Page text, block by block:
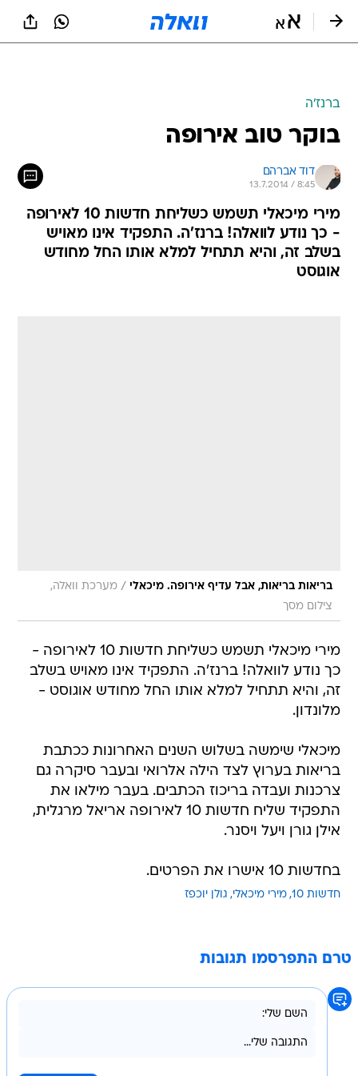
ברנז'ה
בוקר טוב אירופה
דוד אברהם
13.7.2014 / 8:45
מירי מיכאלי תשמש כשליחת חדשות 10 לאירופה
- כך נודע לוואלה! ברנז'ה. התפקיד אינו מאויש
בשלב זה, והיא תתחיל למלא אותו החל מחודש
אוגוסט
בריאות בריאות, אבל עדיף אירופה. מיכאלי / מערכת וואלה,
צילום מסך
מירי מיכאלי תשמש כשליחת חדשות 10 לאירופה -
כך נודע לוואלה! ברנז'ה. התפקיד אינו מאויש בשלב
זה, והיא תתחיל למלא אותו החל מחודש אוגוסט -
מלונדון.
מיכאלי שימשה בשלוש השנים האחרונות ככתבת
בריאות בערוץ לצד הילה אלרואי ובעבר סיקרה גם
צרכנות ועבדה בריכוז הכתבים. בעבר מילאו את
התפקיד שליח חדשות 10 לאירופה אריאל מרגלית,
אילן גורן ויעל ויסנר.
בחדשות 10 אישרו את הפרטים.
חדשות 10 מירי מיכאלי גולן יוכפז
טרם התפרסמו תגובות